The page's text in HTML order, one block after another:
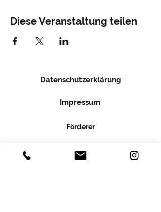
Diese Veranstaltung teilen
Datenschutzerklärung
Impressum
Förderer